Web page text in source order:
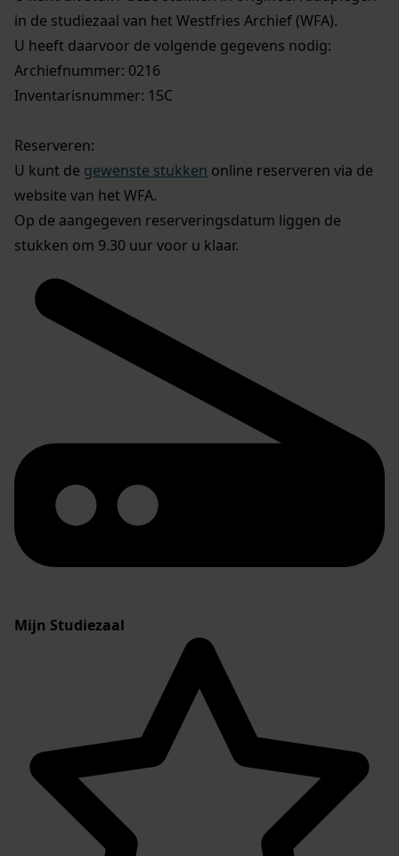
in de studiezaal van het Westfries Archief (WFA).
U heeft daarvoor de volgende gegevens nodig:
Archiefnummer: 0216
Inventarisnummer: 15C
Reserveren:
U kunt de gewenste stukken online reserveren via de
website van het WFA.
Op de aangegeven reserveringsdatum liggen de
stukken om 9.30 uur voor u klaar.
Mijn Studiezaal